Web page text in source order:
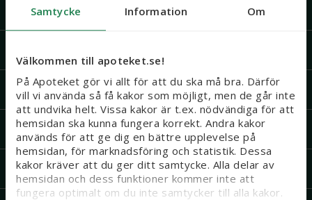
Samtycke Information Om
Välkommen till apoteket.se!
På Apoteket gör vi allt för att du ska må bra. Därför
vill vi använda så få kakor som möjligt, men de går inte
att undvika helt. Vissa kakor är t.ex. nödvändiga för att
hemsidan ska kunna fungera korrekt. Andra kakor
används för att ge dig en bättre upplevelse på
hemsidan, för marknadsföring och statistik. Dessa
kakor kräver att du ger ditt samtycke. Alla delar av
hemsidan och dess funktioner kommer inte att
fungera optimalt om du inte samtycker till alla kakor.
Handla på Apoteket
Recept och läkemedel
Om Apoteket
Mer från Apoteket